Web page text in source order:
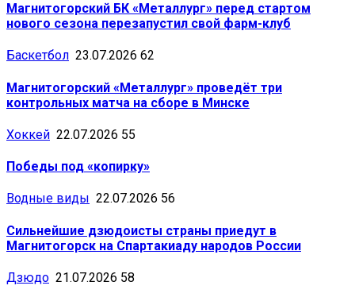
Магнитогорский БК «Металлург» перед стартом
нового сезона перезапустил свой фарм-клуб
Баскетбол 23.07.2026 62
Магнитогорский «Металлург» проведёт три
контрольных матча на сборе в Минске
Хоккей 22.07.2026 55
Победы под «копирку»
Водные виды 22.07.2026 56
Сильнейшие дзюдоисты страны приедут в
Магнитогорск на Спартакиаду народов России
Дзюдо 21.07.2026 58